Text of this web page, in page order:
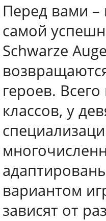
Перед вами –
самой
Schwarze
героев.
классов, у
вариантом
зависят от